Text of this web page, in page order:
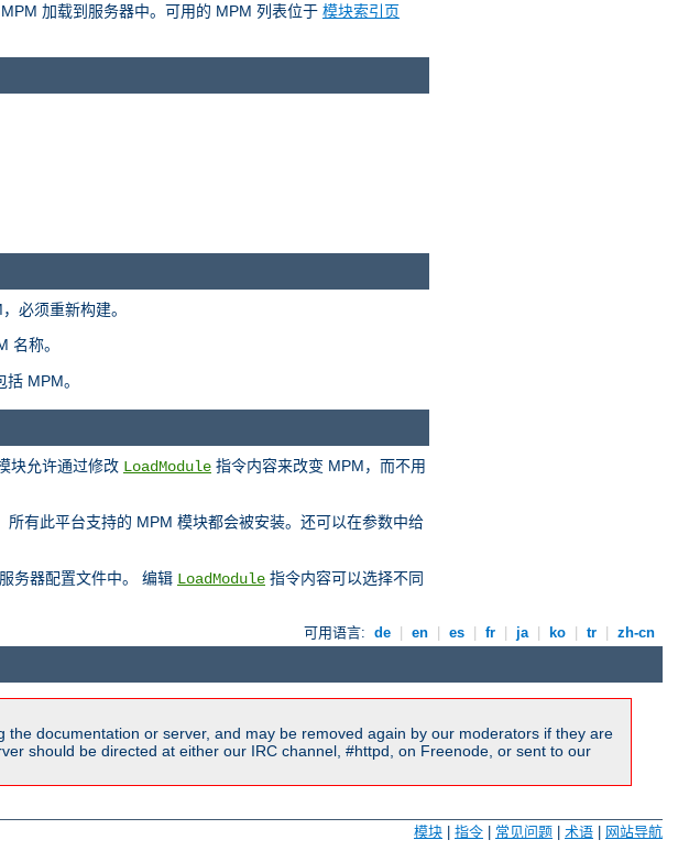
加载到服务器中。可用的 MPM 列表位于 模块索引页
必须重新构建。
名称。
MPM。
块允许通过修改 LoadModule 指令内容来改变 MPM，而不用
所有此平台支持的 MPM 模块都会被安装。还可以在参数中给
务器配置文件中。 编辑 LoadModule 指令内容可以选择不同
可用语言: de en es fr ja ko tr zh-cn
documentation or server, and may be removed again by our moderators if they are
should be directed at either our IRC channel, #httpd, on Freenode, or sent to our
模块 | 指令 | 常见问题 | 术语 | 网站导航